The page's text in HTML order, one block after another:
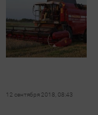
12 сентября 2018, 08:43